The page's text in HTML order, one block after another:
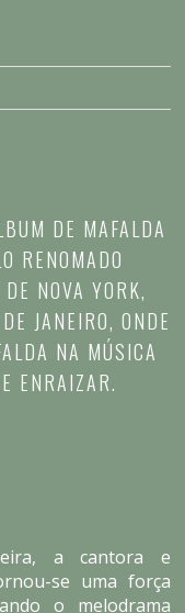
DE MAFALDA
RENOMADO
NOVA YORK,
JANEIRO, ONDE
NA MÚSICA
ENRAIZAR.
a cantora e
se uma força
o melodrama